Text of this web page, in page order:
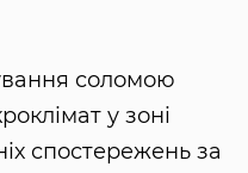
соломою
у зоні
спостережень за